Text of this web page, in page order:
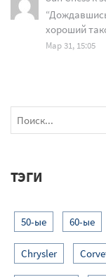
“
хороший
Мар 31, 15:05
ТЭГИ
50-ые 60-ые
Chrysler